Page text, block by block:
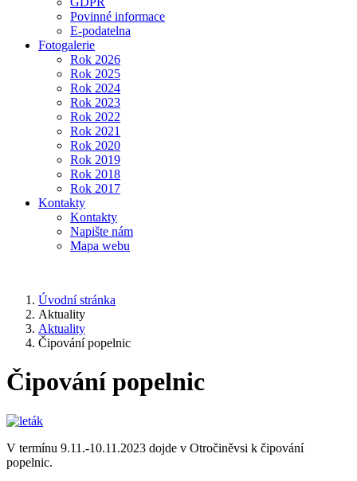
Povinné informace
E-podatelna
Fotogalerie
Rok 2026
Rok 2025
Rok 2024
Rok 2023
Rok 2022
Rok 2021
Rok 2020
Rok 2019
Rok 2018
Rok 2017
Kontakty
Kontakty
Napište nám
Mapa webu
Úvodní stránka
Aktuality
Aktuality
Čipování popelnic
Čipování popelnic
V termínu 9.11.-10.11.2023 dojde v Otročiněvsi k čipování
popelnic.